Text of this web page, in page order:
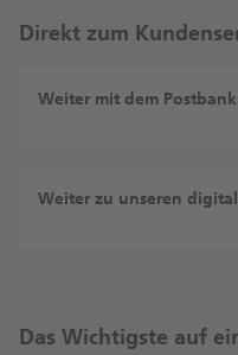
Direkt zum
Weiter mit dem
Weiter zu unseren
Das Wichtigste auf